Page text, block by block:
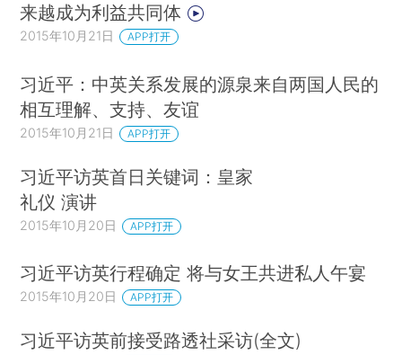
来越成为利益共同体
2015年10月21日 APP打开
习近平：中英关系发展的源泉来自两国人民的
相互理解、支持、友谊
2015年10月21日 APP打开
习近平访英首日关键词：皇家
礼仪 演讲
2015年10月20日 APP打开
习近平访英行程确定 将与女王共进私人午宴
2015年10月20日 APP打开
习近平访英前接受路透社采访(全文)